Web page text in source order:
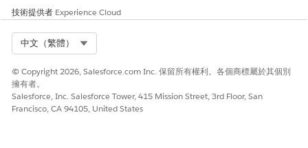
技術提供者 Experience Cloud
中文（繁體）
© Copyright 2026, Salesforce.com Inc. 保留所有權利。各個商標屬於其個別
擁有者。
Salesforce, Inc. Salesforce Tower, 415 Mission Street, 3rd Floor, San
Francisco, CA 94105, United States